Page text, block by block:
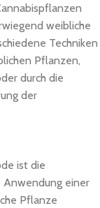
weibliche
Techniken
Pflanzen,
durch die
der
ist die
Anwendung einer
Pflanze